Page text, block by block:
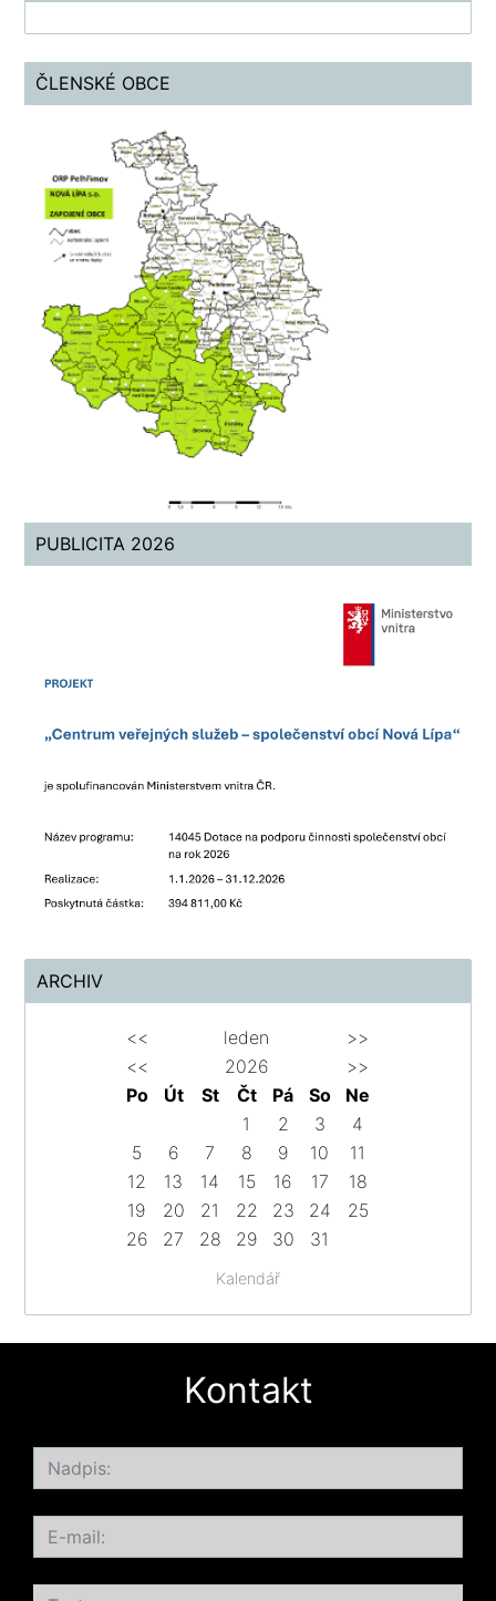
ČLENSKÉ OBCE
PUBLICITA 2026
ARCHIV
Kalendář
<< leden
>>
<<
2026
>>
Po
Út St Čt Pá So
Ne
1
2 3
4
5
6 7 8 9 10
11
12
13 14 15 16 17
18
19
20 21 22 23 24
25
26
27 28 29 30 31
Kontakt